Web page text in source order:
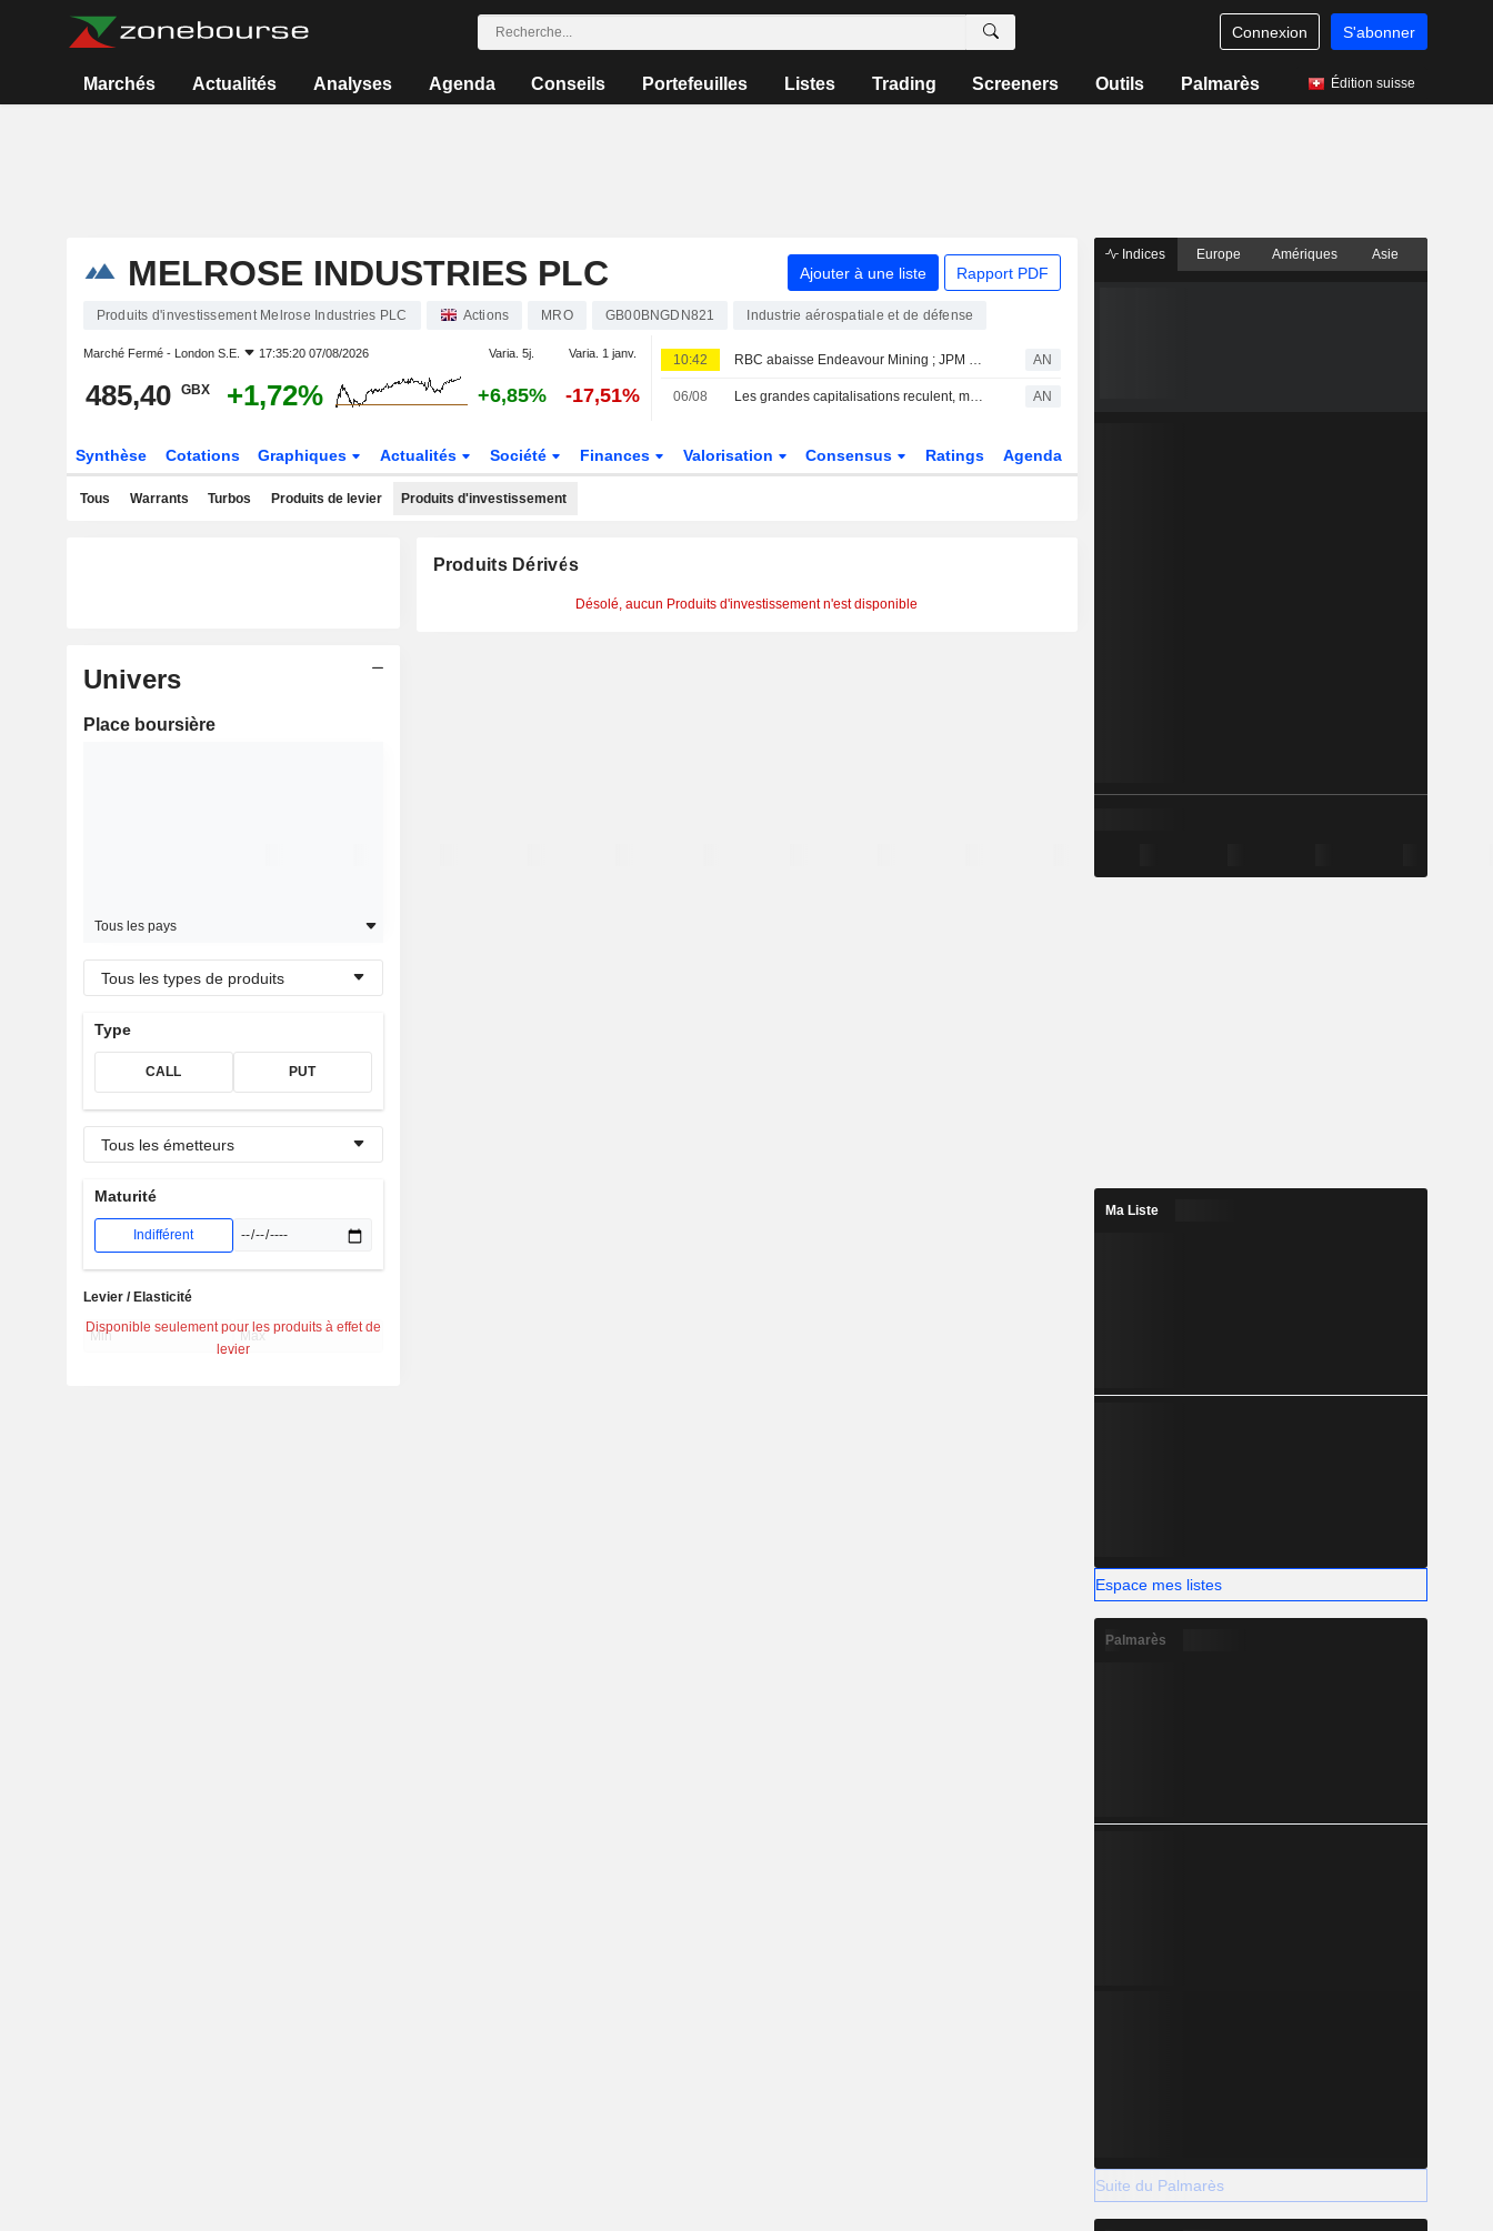
Connexion S'abonner
Marchés Actualités Analyses Agenda Conseils Portefeuilles Listes Trading Screeners Outils Palmarès Édition suisse
MELROSE INDUSTRIES PLC Ajouter à une liste Rapport PDF
Produits d'investissement Melrose Industries PLC Actions MRO GB00BNGDN821 Industrie aérospatiale et de défense
Marché Fermé - London S.E. 17:35:20 07/08/2026 Varia. 5j. Varia. 1 janv.
485,40 GBX +1,72% +6,85% -17,51%
10:42 RBC abaisse Endeavour Mining ; JPM relève easyJet AN
06/08 Les grandes capitalisations reculent, mais le FTSE 250 poursuit sa série de victoires AN
Synthèse Cotations Graphiques Actualités Société Finances Valorisation Consensus Ratings Agenda
Tous Warrants Turbos Produits de levier Produits d'investissement
Univers
Place boursière
Tous les pays
Tous les types de produits
Type
CALL PUT
Tous les émetteurs
Maturité
Indifférent
Disponible seulement pour les produits à effet de
levier
Levier / Elasticité
Produits Dérivés
Désolé, aucun Produits d'investissement n'est disponible
Indices Europe Amériques Asie
Ma Liste
Espace mes listes
Palmarès
Suite du Palmarès